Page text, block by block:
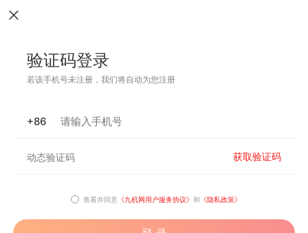
验证码登录
若该手机号未注册，我们将自动为您注册
+86
获取验证码
查看并同意 《九机网用户服务协议》 和 《隐私政策》